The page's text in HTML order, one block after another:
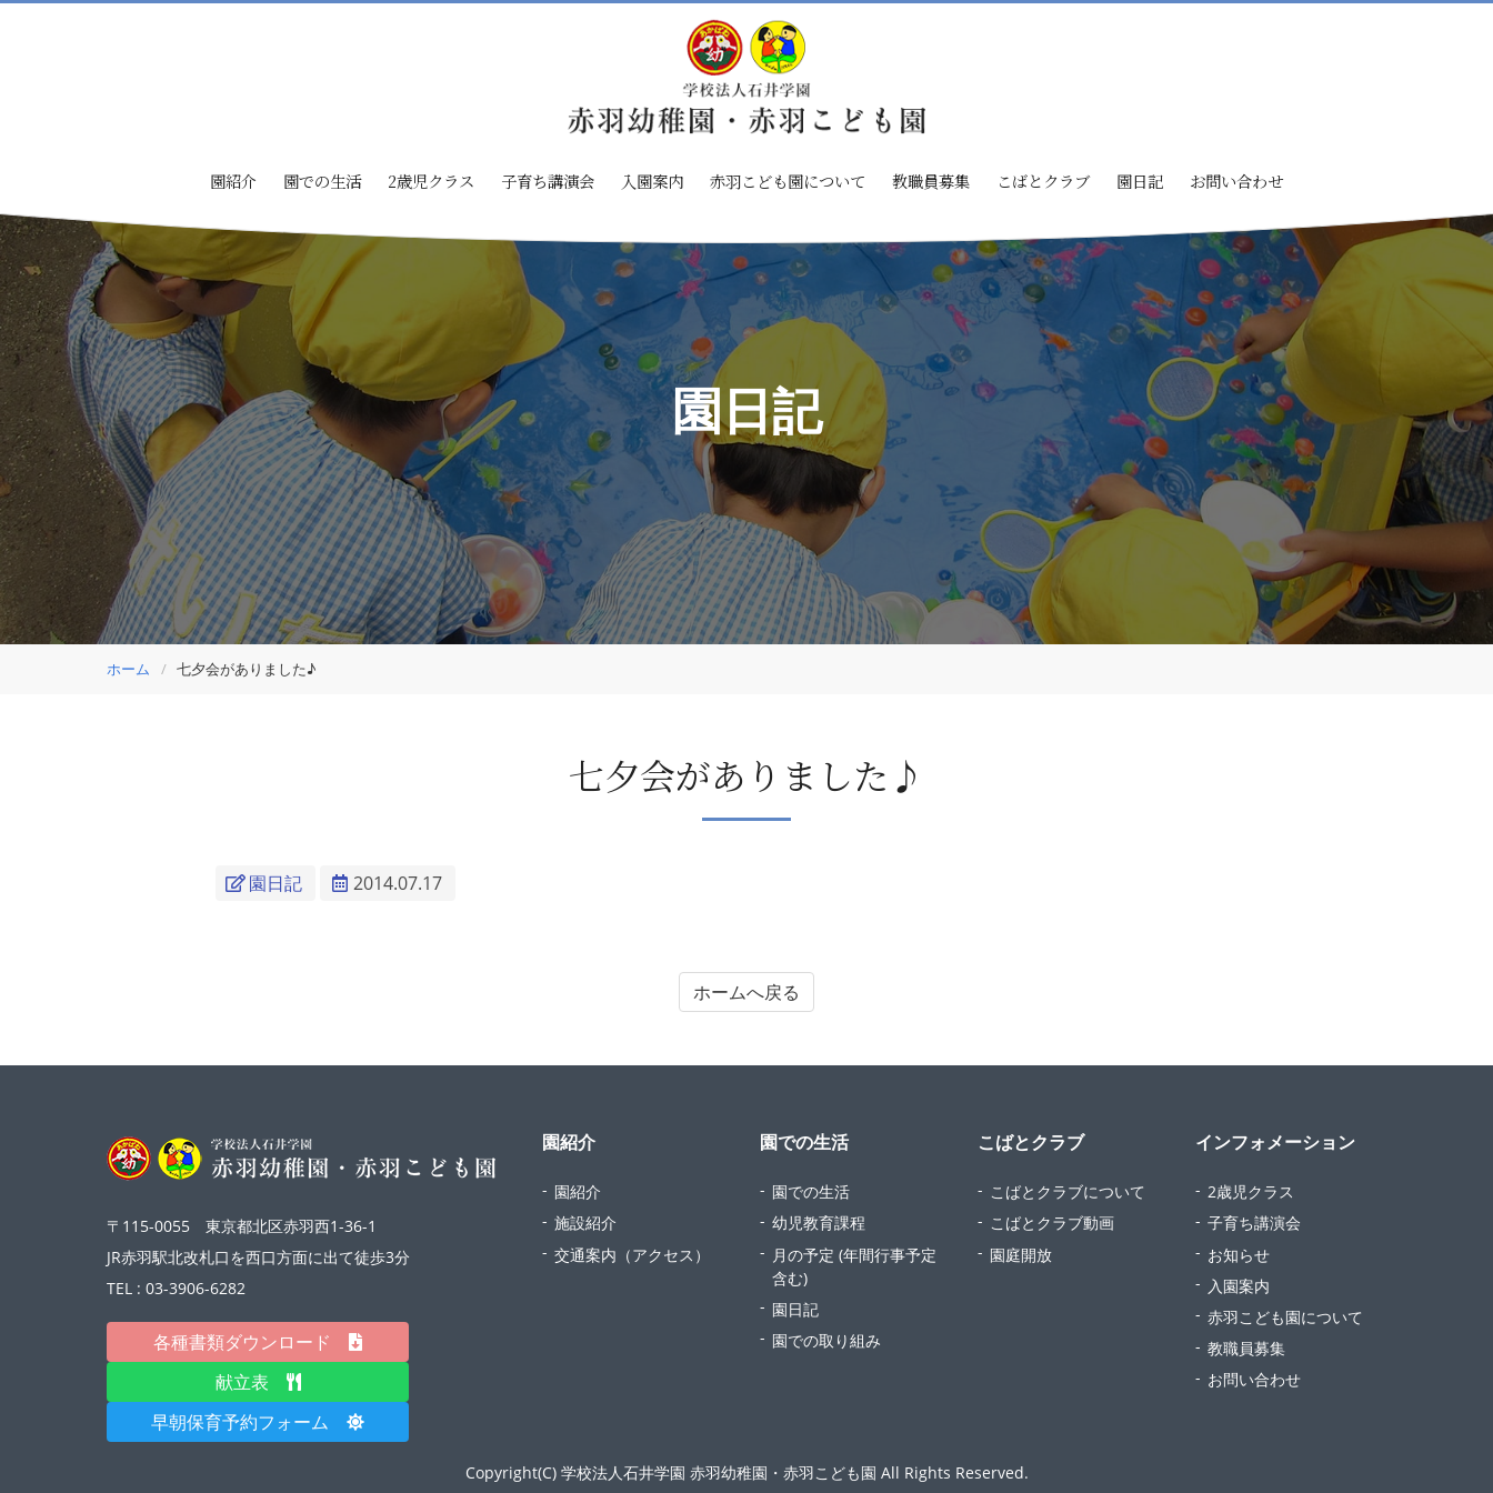
園紹介 園での生活 2歳児クラス 子育ち講演会 入園案内 赤羽こども園について 教職員募集 こばとクラブ 園日記 お問い合わせ
園日記
ホーム 七夕会がありました♪
七夕会がありました♪
園日記 2014.07.17
ホームへ戻る
〒115-0055 東京都北区赤羽西1-36-1
JR赤羽駅北改札口を西口方面に出て徒歩3分
TEL : 03-3906-6282
各種書類ダウンロード
献立表
早朝保育予約フォーム
園紹介
園紹介
施設紹介
交通案内（アクセス）
園での生活
園での生活
幼児教育課程
月の予定 (年間行事予定
含む)
園日記
園での取り組み
こばとクラブ
こばとクラブについて
こばとクラブ動画
園庭開放
インフォメーション
2歳児クラス
子育ち講演会
お知らせ
入園案内
赤羽こども園について
教職員募集
お問い合わせ
Copyright(C) 学校法人石井学園 赤羽幼稚園・赤羽こども園 All Rights Reserved.